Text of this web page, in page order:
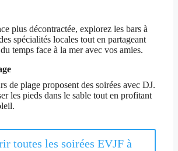
plus décontractée, explorez les bars à
spécialités locales tout en partageant
temps face à la mer avec vos amies.
de plage proposent des soirées avec DJ.
les pieds dans le sable tout en profitant
toutes les soirées EVJF à